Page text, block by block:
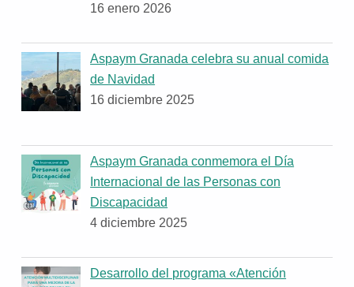
16 enero 2026
Aspaym Granada celebra su anual comida
de Navidad
16 diciembre 2025
Aspaym Granada conmemora el Día
Internacional de las Personas con
Discapacidad
4 diciembre 2025
Desarrollo del programa «Atención